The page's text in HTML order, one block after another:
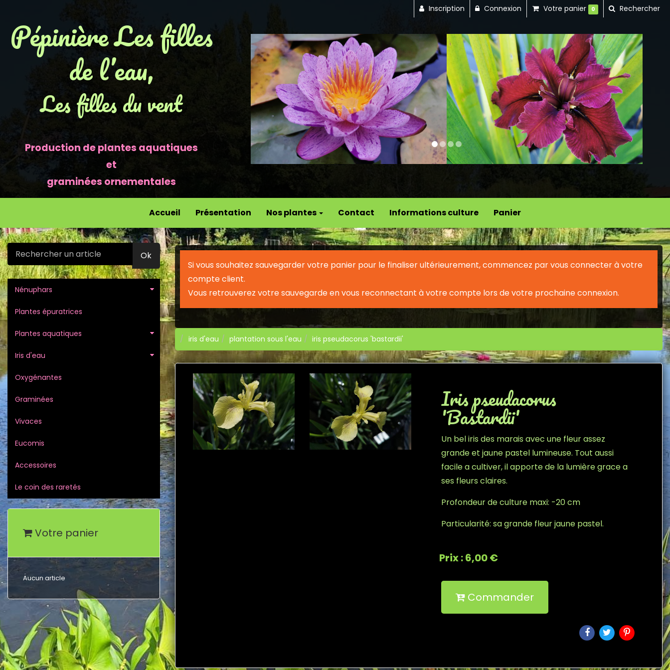
Pépinière Les filles
de l’eau,
Les filles du vent
Production de plantes aquatiques
et
graminées ornementales
Previous Next
Accueil Présentation Nos plantes Contact Informations culture Panier
Si vous souhaitez sauvegarder votre panier pour le finaliser ultérieurement, commencez par vous connecter à votre
compte client.
Vous retrouverez votre sauvegarde en vous reconnectant à votre compte lors de votre prochaine connexion.
iris d'eau plantation sous l'eau iris pseudacorus 'bastardii'
Iris pseudacorus
'Bastardii'
Un bel iris des marais avec une fleur assez
grande et jaune pastel lumineuse. Tout aussi
facile a cultiver, il apporte de la lumière grace a
ses fleurs claires.
Profondeur de culture maxi: -20 cm
Particularité: sa grande fleur jaune pastel.
Prix : 6,00 €
Commander
Ok
Nénuphars
Plantes épuratrices
Plantes aquatiques
Iris d'eau
Oxygénantes
Graminées
Vivaces
Eucomis
Accessoires
Le coin des raretés
Votre panier
Aucun article
Inscription Connexion Votre panier 0 Rechercher